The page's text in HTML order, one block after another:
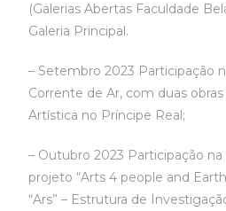
(Galerias Abertas Faculdade
Galeria Principal.
– Setembro 2023 Participação
Corrente de Ar, com duas
Artística no Príncipe Real;
– Outubro 2023 Participação na
projeto “Arts 4 people and
“Ars” – Estrutura de